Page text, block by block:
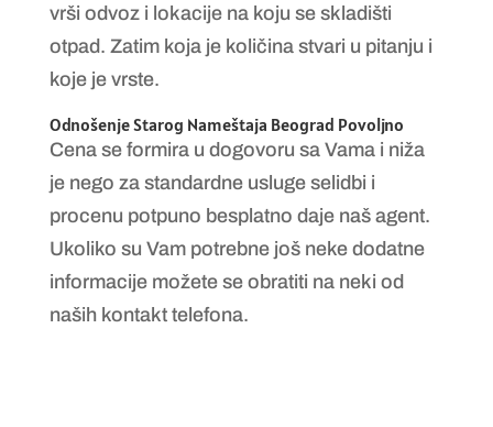
vrši odvoz i lokacije na koju se skladišti
otpad. Zatim koja je količina stvari u pitanju i
koje je vrste.
Odnošenje Starog Nameštaja Beograd Povoljno
Cena se formira u dogovoru sa Vama i niža
je nego za standardne usluge selidbi i
procenu potpuno besplatno daje naš agent.
Ukoliko su Vam potrebne još neke dodatne
informacije možete se obratiti na neki od
naših kontakt telefona.